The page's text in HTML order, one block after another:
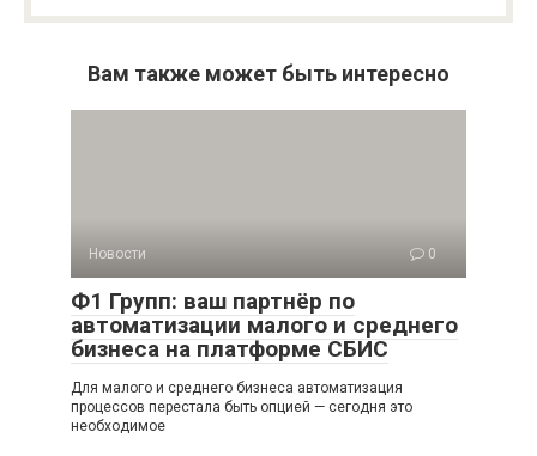
Вам также может быть интересно
Новости 0
Ф1 Групп: ваш партнёр по
автоматизации малого и среднего
бизнеса на платформе СБИС
Для малого и среднего бизнеса автоматизация
процессов перестала быть опцией — сегодня это
необходимое